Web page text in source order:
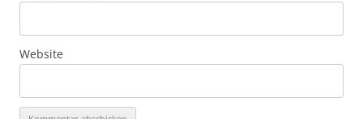
Website